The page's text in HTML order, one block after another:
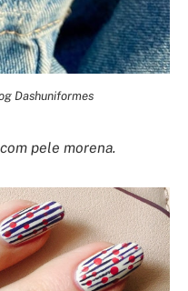
Dashuniformes
pele morena.